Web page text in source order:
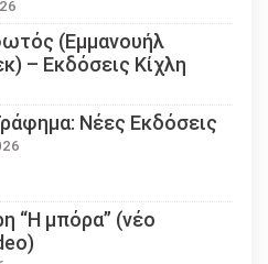
(Εμμανουήλ
– Εκδόσεις Κίχλη
Νέες Εκδόσεις
“Η μπόρα” (νέο